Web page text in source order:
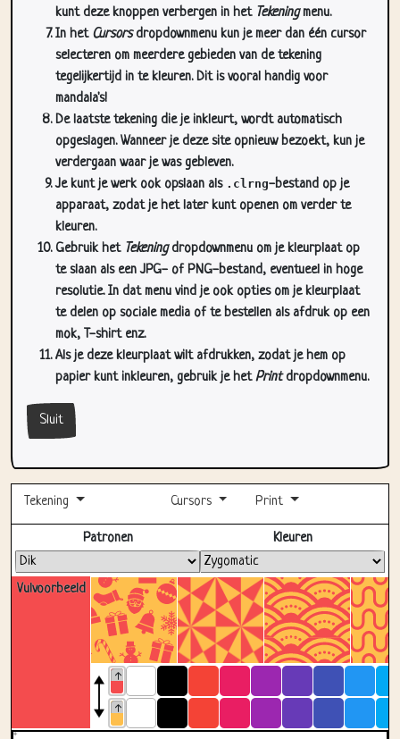
kunt deze knoppen verbergen in het Tekeningmenu.
In het Cursorsdropdownmenu kun je meer dan één cursor
selecteren om meerdere gebieden van de tekening
tegelijkertijd in te kleuren. Dit is vooral handig voor
mandala's!
De laatste tekening die je inkleurt, wordt automatisch
opgeslagen. Wanneer je deze site opnieuw bezoekt, kun je
verdergaan waar je was gebleven.
Je kunt je werk ook opslaan als .clrng-bestand op je
apparaat, zodat je het later kunt openen om verder te
kleuren.
Gebruik het Tekeningdropdownmenu om je kleurplaat op
te slaan als een JPG- of PNG-bestand, eventueel in hoge
resolutie. In dat menu vind je ook opties om je kleurplaat
te delen op sociale media of te bestellen als afdruk op een
mok, T-shirt enz.
Als je deze kleurplaat wilt afdrukken, zodat je hem op
papier kunt inkleuren, gebruik je hetPrintdropdownmenu.
Sluit
Tekening Cursors Print
Volledig scherm
Vulvoorbeeld
Patronen Kleuren